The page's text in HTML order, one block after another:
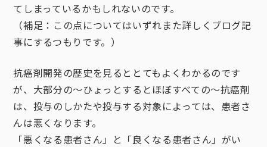
てしまっているかもしれないのです。
（補足：この点についてはいずれまた詳しくブログ記
事にするつもりです。）
抗癌剤開発の歴史を見るととてもよくわかるのです
が、大部分の～ひょっとするとほぼすべての～抗癌剤
は、投与のしかたや投与する対象によっては、患者さ
んは悪くなります。
「悪くなる患者さん」と「良くなる患者さん」がい